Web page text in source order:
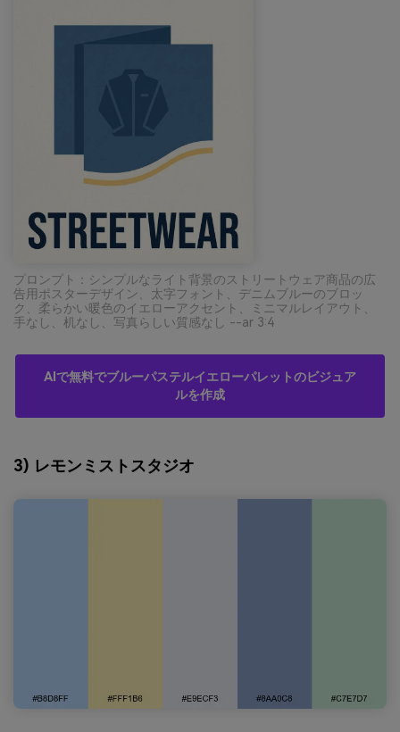
プロンプト：シンプルなライト背景のストリートウェア商品の広
告用ポスターデザイン、太字フォント、デニムブルーのブロッ
ク、柔らかい暖色のイエローアクセント、ミニマルレイアウト、
手なし、机なし、写真らしい質感なし --ar 3:4
AIで無料でブルーパステルイエローパレットのビジュア
ルを作成
3) レモンミストスタジオ